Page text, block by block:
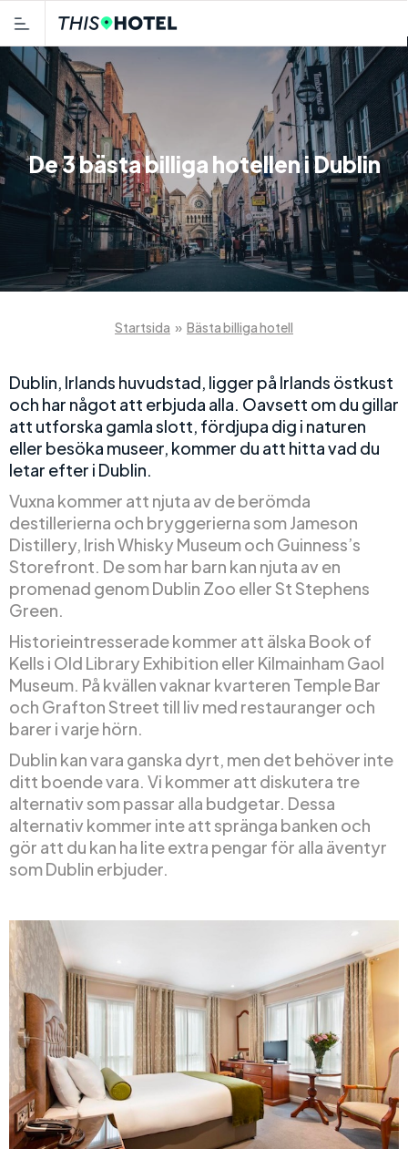
De 3 bästa billiga hotellen i Dublin
Startsida » Bästa billiga hotell
Dublin, Irlands huvudstad, ligger på Irlands östkust
och har något att erbjuda alla. Oavsett om du gillar
att utforska gamla slott, fördjupa dig i naturen
eller besöka museer, kommer du att hitta vad du
letar efter i Dublin.
Vuxna kommer att njuta av de berömda
destillerierna och bryggerierna som Jameson
Distillery, Irish Whisky Museum och Guinness’s
Storefront. De som har barn kan njuta av en
promenad genom Dublin Zoo eller St Stephens
Green.
Historieintresserade kommer att älska Book of
Kells i Old Library Exhibition eller Kilmainham Gaol
Museum. På kvällen vaknar kvarteren Temple Bar
och Grafton Street till liv med restauranger och
barer i varje hörn.
Dublin kan vara ganska dyrt, men det behöver inte
ditt boende vara. Vi kommer att diskutera tre
alternativ som passar alla budgetar. Dessa
alternativ kommer inte att spränga banken och
gör att du kan ha lite extra pengar för alla äventyr
som Dublin erbjuder.